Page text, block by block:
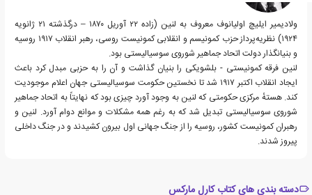
ولادیمیر ایلیچ اولیانوف معروف به لنین (زاده ۲۲ آوریل ۱۸۷۰ – درگذشته ۲۱ ژانویه
۱۹۲۴) نظریه‌پرداز حزب کمونیسم و انقلابی کمونیست روسی، رهبر انقلاب ۱۹۱۷ روسیه
و بنیانگذار دولت اتحاد جماهیر شوروی سوسیالیستی بود.
لنین فرقه کمونیستی - بلشویکی را بنیان گذاشت و آن را به حزبی مبدل کرد باعث
ایجاد انقلاب اکتبر ۱۹۱۷ شد تا نخستین حکومت سوسیالیستی جهان اعلام موجودیت
کند. هستهٔ مرکزی حکومتی که لنین به وجود آورد چیزی بود که نهایتاً به اتحاد جماهیر
شوروی سوسیالیستی تبدیل شد که به رغم همه مشکلات و موانع دوام آورد. لنین و
رهبران کمونیست کشور، روسیه را از جنگ جهانی اول بیرون کشیدند و در جنگ داخلی
پیروز شدند.
دسته بندی های کتاب کارل مارکس